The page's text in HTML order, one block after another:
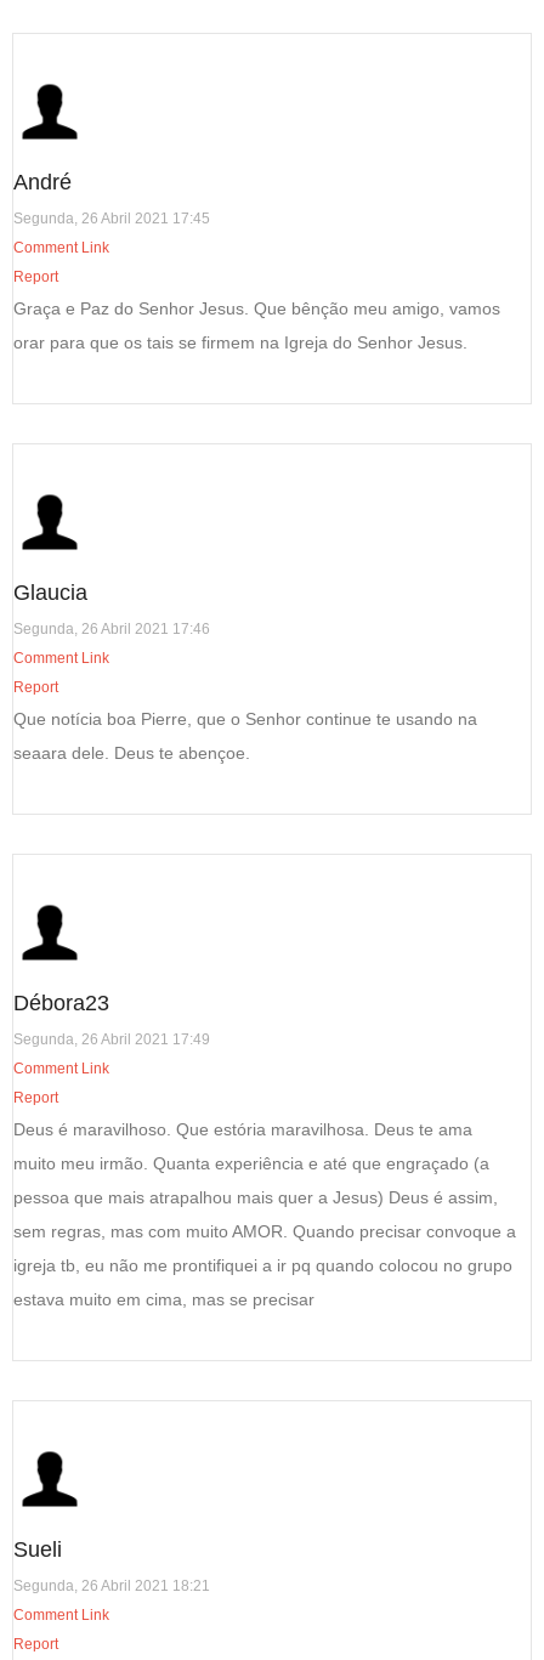
André
Segunda, 26 Abril 2021 17:45
Comment Link
Report
Graça e Paz do Senhor Jesus. Que bênção meu amigo, vamos
orar para que os tais se firmem na Igreja do Senhor Jesus.
Glaucia
Segunda, 26 Abril 2021 17:46
Comment Link
Report
Que notícia boa Pierre, que o Senhor continue te usando na
seaara dele. Deus te abençoe.
Débora23
Segunda, 26 Abril 2021 17:49
Comment Link
Report
Deus é maravilhoso. Que estória maravilhosa. Deus te ama
muito meu irmão. Quanta experiência e até que engraçado (a
pessoa que mais atrapalhou mais quer a Jesus) Deus é assim,
sem regras, mas com muito AMOR. Quando precisar convoque a
igreja tb, eu não me prontifiquei a ir pq quando colocou no grupo
estava muito em cima, mas se precisar
Sueli
Segunda, 26 Abril 2021 18:21
Comment Link
Report